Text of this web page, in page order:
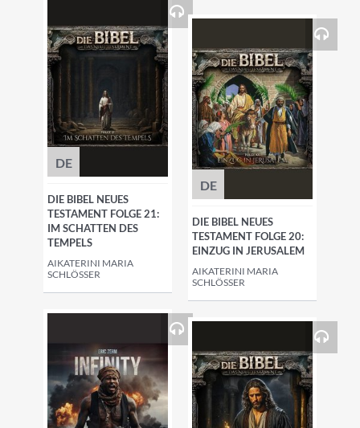
DE
DIE BIBEL NEUES
TESTAMENT FOLGE 21:
IM SCHATTEN DES
TEMPELS
AIKATERINI MARIA
SCHLÖSSER
DE
DIE BIBEL NEUES
TESTAMENT FOLGE 20:
EINZUG IN JERUSALEM
AIKATERINI MARIA
SCHLÖSSER